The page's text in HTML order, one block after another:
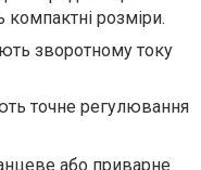
розміри.
зворотному току
точне регулювання
або приварне